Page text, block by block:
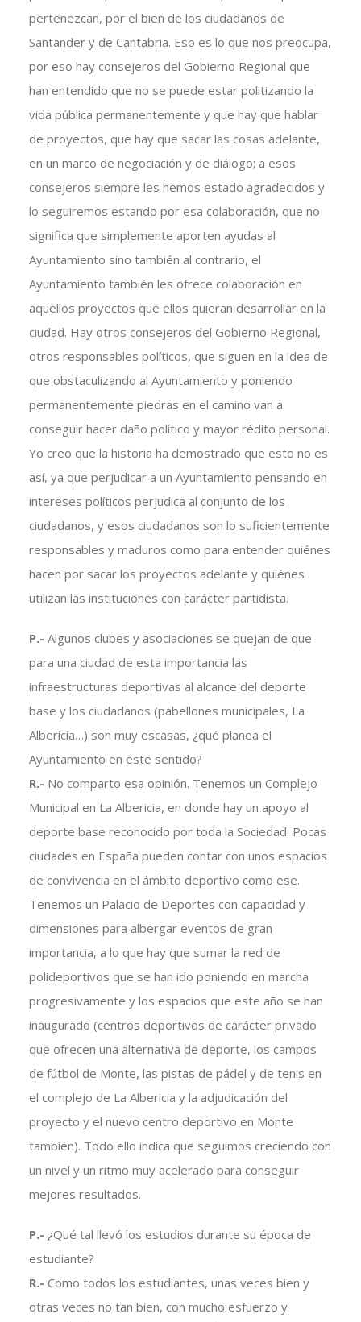
pertenezcan, por el bien de los ciudadanos de
Santander y de Cantabria. Eso es lo que nos preocupa,
por eso hay consejeros del Gobierno Regional que
han entendido que no se puede estar politizando la
vida pública permanentemente y que hay que hablar
de proyectos, que hay que sacar las cosas adelante,
en un marco de negociación y de diálogo; a esos
consejeros siempre les hemos estado agradecidos y
lo seguiremos estando por esa colaboración, que no
significa que simplemente aporten ayudas al
Ayuntamiento sino también al contrario, el
Ayuntamiento también les ofrece colaboración en
aquellos proyectos que ellos quieran desarrollar en la
ciudad. Hay otros consejeros del Gobierno Regional,
otros responsables políticos, que siguen en la idea de
que obstaculizando al Ayuntamiento y poniendo
permanentemente piedras en el camino van a
conseguir hacer daño político y mayor rédito personal.
Yo creo que la historia ha demostrado que esto no es
así, ya que perjudicar a un Ayuntamiento pensando en
intereses políticos perjudica al conjunto de los
ciudadanos, y esos ciudadanos son lo suficientemente
responsables y maduros como para entender quiénes
hacen por sacar los proyectos adelante y quiénes
utilizan las instituciones con carácter partidista.
P.- Algunos clubes y asociaciones se quejan de que
para una ciudad de esta importancia las
infraestructuras deportivas al alcance del deporte
base y los ciudadanos (pabellones municipales, La
Albericia…) son muy escasas, ¿qué planea el
Ayuntamiento en este sentido?
R.- No comparto esa opinión. Tenemos un Complejo
Municipal en La Albericia, en donde hay un apoyo al
deporte base reconocido por toda la Sociedad. Pocas
ciudades en España pueden contar con unos espacios
de convivencia en el ámbito deportivo como ese.
Tenemos un Palacio de Deportes con capacidad y
dimensiones para albergar eventos de gran
importancia, a lo que hay que sumar la red de
polideportivos que se han ido poniendo en marcha
progresivamente y los espacios que este año se han
inaugurado (centros deportivos de carácter privado
que ofrecen una alternativa de deporte, los campos
de fútbol de Monte, las pistas de pádel y de tenis en
el complejo de La Albericia y la adjudicación del
proyecto y el nuevo centro deportivo en Monte
también). Todo ello indica que seguimos creciendo con
un nivel y un ritmo muy acelerado para conseguir
mejores resultados.
P.- ¿Qué tal llevó los estudios durante su época de
estudiante?
R.- Como todos los estudiantes, unas veces bien y
otras veces no tan bien, con mucho esfuerzo y